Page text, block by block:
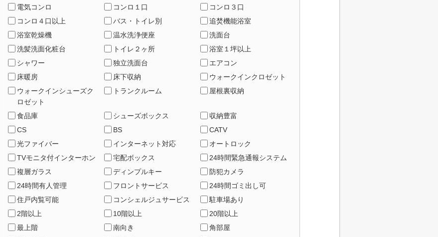
電気コンロ
コンロ１口
コンロ３口
コンロ４口以上
バス・トイレ別
追焚機能浴室
浴室乾燥機
温水洗浄便座
洗面台
洗髪洗面化粧台
トイレ２ヶ所
浴室１坪以上
シャワー
独立洗面台
エアコン
床暖房
床下収納
ウォークインクロゼット
ウォークインシューズク
ロゼット
トランクルーム 屋根裏収納
食品庫 シューズボックス
収納豊富
CS
BS
CATV
光ファイバー
インターネット対応
オートロック
TVモニタ付インターホン
宅配ボックス
24時間緊急通報システム
複層ガラス
ディンプルキー
防犯カメラ
24時間有人管理
フロントサービス
24時間ゴミ出し可
住戸内覧可能
コンシェルジュサービス
駐車場あり
2階以上
10階以上
20階以上
最上階
南向き
角部屋